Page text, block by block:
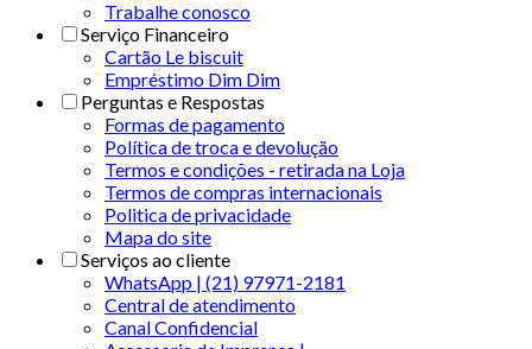
Trabalhe conosco
Serviço Financeiro
Cartão Le biscuit
Empréstimo Dim Dim
Perguntas e Respostas
Formas de pagamento
Política de troca e devolução
Termos e condições - retirada na Loja
Termos de compras internacionais
Politica de privacidade
Mapa do site
Serviços ao cliente
WhatsApp | (21) 97971-2181
Central de atendimento
Canal Confidencial